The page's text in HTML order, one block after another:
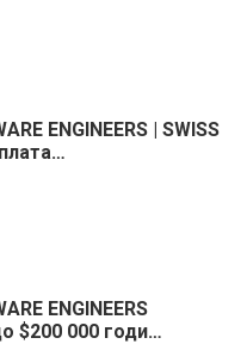
ENGINEERS | SWISS
ENGINEERS
$200 000 годи…